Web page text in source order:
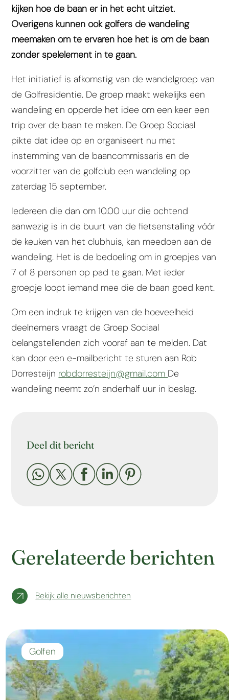
kijken hoe de baan er in het echt uitziet.
Overigens kunnen ook golfers de wandeling
meemaken om te ervaren hoe het is om de baan
zonder spelelement in te gaan.
Het initiatief is afkomstig van de wandelgroep van
de Golfresidentie. De groep maakt wekelijks een
wandeling en opperde het idee om een keer een
trip over de baan te maken. De Groep Sociaal
pikte dat idee op en organiseert nu met
instemming van de baancommissaris en de
voorzitter van de golfclub een wandeling op
zaterdag 15 september.
Iedereen die dan om 10.00 uur die ochtend
aanwezig is in de buurt van de fietsenstalling vóór
de keuken van het clubhuis, kan meedoen aan de
wandeling. Het is de bedoeling om in groepjes van
7 of 8 personen op pad te gaan. Met ieder
groepje loopt iemand mee die de baan goed kent.
Om een indruk te krijgen van de hoeveelheid
deelnemers vraagt de Groep Sociaal
belangstellenden zich vooraf aan te melden. Dat
kan door een e-mailbericht te sturen aan Rob
Dorresteijn robdorresteijn@gmail.com De
wandeling neemt zo’n anderhalf uur in beslag.
Deel dit bericht
    
Gerelateerde berichten
Bekijk alle nieuwsberichten
Golfen